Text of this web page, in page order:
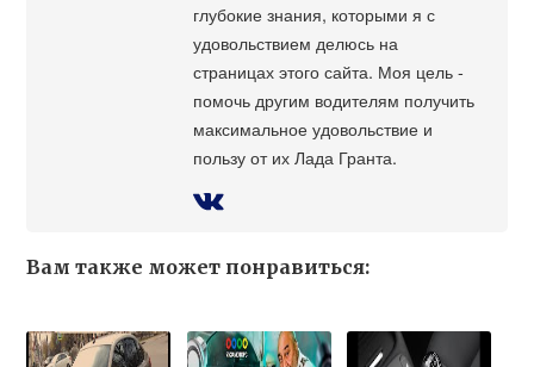
глубокие знания, которыми я с
удовольствием делюсь на
страницах этого сайта. Моя цель -
помочь другим водителям получить
максимальное удовольствие и
пользу от их Лада Гранта.
Вам также может понравиться: